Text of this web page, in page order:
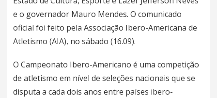
e o governador Mauro Mendes. O comunicado
oficial foi feito pela Associação Ibero-Americana de
Atletismo (AIA), no sábado (16.09).
O Campeonato Ibero-Americano é uma competição
de atletismo em nível de seleções nacionais que se
disputa a cada dois anos entre países ibero-